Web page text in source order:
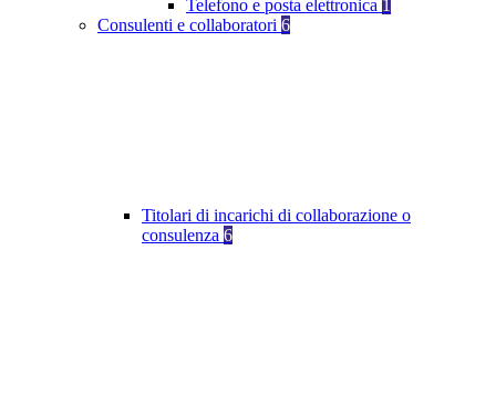
Telefono e posta elettronica 1
Consulenti e collaboratori 6
Titolari di incarichi di collaborazione o
consulenza 6